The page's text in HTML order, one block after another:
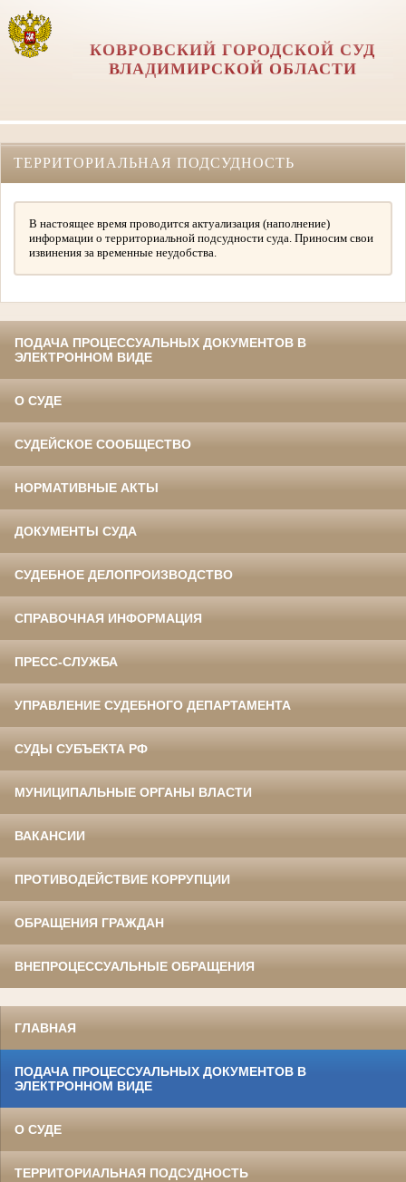
КОВРОВСКИЙ ГОРОДСКОЙ СУД
ВЛАДИМИРСКОЙ ОБЛАСТИ
ТЕРРИТОРИАЛЬНАЯ ПОДСУДНОСТЬ
В настоящее время проводится актуализация (наполнение)
информации о территориальной подсудности суда. Приносим свои
извинения за временные неудобства.
ПОДАЧА ПРОЦЕССУАЛЬНЫХ ДОКУМЕНТОВ В
ЭЛЕКТРОННОМ ВИДЕ
О СУДЕ
СУДЕЙСКОЕ СООБЩЕСТВО
НОРМАТИВНЫЕ АКТЫ
ДОКУМЕНТЫ СУДА
СУДЕБНОЕ ДЕЛОПРОИЗВОДСТВО
СПРАВОЧНАЯ ИНФОРМАЦИЯ
ПРЕСС-СЛУЖБА
УПРАВЛЕНИЕ СУДЕБНОГО ДЕПАРТАМЕНТА
СУДЫ СУБЪЕКТА РФ
МУНИЦИПАЛЬНЫЕ ОРГАНЫ ВЛАСТИ
ВАКАНСИИ
ПРОТИВОДЕЙСТВИЕ КОРРУПЦИИ
ОБРАЩЕНИЯ ГРАЖДАН
ВНЕПРОЦЕССУАЛЬНЫЕ ОБРАЩЕНИЯ
ГЛАВНАЯ
ПОДАЧА ПРОЦЕССУАЛЬНЫХ ДОКУМЕНТОВ В
ЭЛЕКТРОННОМ ВИДЕ
О СУДЕ
ТЕРРИТОРИАЛЬНАЯ ПОДСУДНОСТЬ